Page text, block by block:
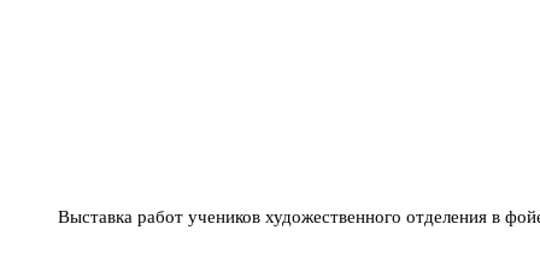
Выставка работ учеников художественного отделения в